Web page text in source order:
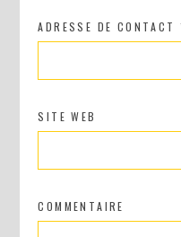
ADRESSE DE CONTACT
SITE WEB
COMMENTAIRE